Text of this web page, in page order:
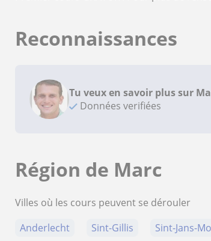
Reconnaissances
Tu veux en savoir plus sur
Données verifiées
Région de Marc
Villes où les cours peuvent se dérouler
Anderlecht
Sint-Gillis Sint-Jans-